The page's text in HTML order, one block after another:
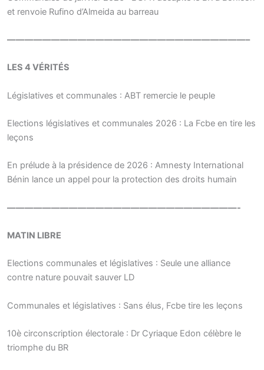
et renvoie Rufino d’Almeida au barreau
———————————————————————————–
LES 4 VÉRITÉS
Législatives et communales : ABT remercie le peuple
Elections législatives et communales 2026 : La Fcbe en tire les
leçons
En prélude à la présidence de 2026 : Amnesty International
Bénin lance un appel pour la protection des droits humain
——————————————————————————-
MATIN LIBRE
Elections communales et législatives : Seule une alliance
contre nature pouvait sauver LD
Communales et législatives : Sans élus, Fcbe tire les leçons
10è circonscription électorale : Dr Cyriaque Edon célèbre le
triomphe du BR